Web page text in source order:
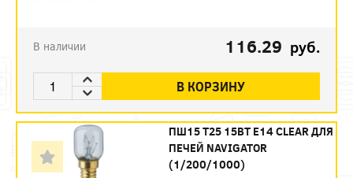
В наличии 116.29 руб.
В КОРЗИНУ
ПШ15 T25 15ВТ E14 CLEAR ДЛЯ
ПЕЧЕЙ NAVIGATOR
(1/200/1000)